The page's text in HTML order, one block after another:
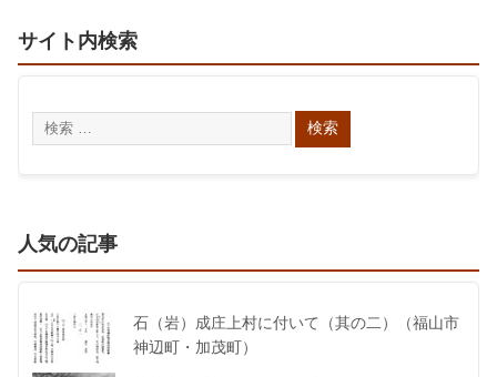
サイト内検索
人気の記事
石（岩）成庄上村に付いて（其の二）（福山市
神辺町・加茂町）